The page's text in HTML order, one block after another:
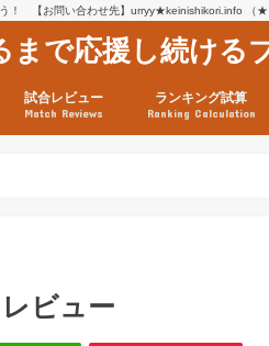
！ 【お問い合わせ先】urryy★keinishikori.info （★
まで応援し続ける
試合レビュー
Match Reviews
ランキング試算
Ranking Calculation
ビュー